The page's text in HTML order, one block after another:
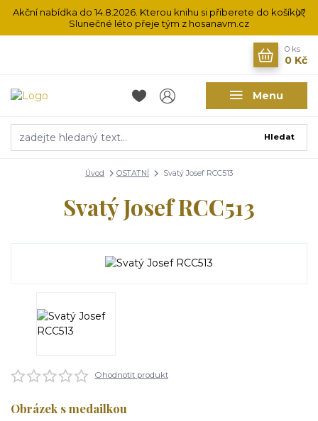
Akční nabídka do 14.8.2026. Kterou knihu si přiberete do košíku?
Slunečné léto přeje tým z hosanavm.cz
Menu
Hledat
0 ks
0 Kč
Úvod OSTATNÍ Svatý Josef RCC513
Svatý Josef RCC513
Ohodnotit produkt
Obrázek s medailkou